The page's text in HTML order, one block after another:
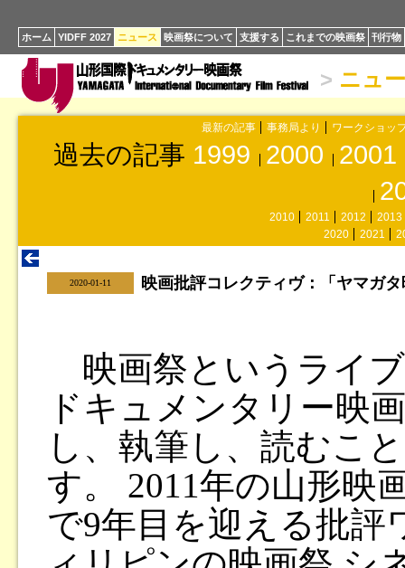
ホーム YIDFF 2027 ニュース 映画祭について 支援する これまでの映画祭 刊行物
> ニュ
最新の記事 事務局より ワークショッ
過去の記事 1999 2000 2001
2010 2011 2012
2013
2020
2021
2020-01-11 映画批評コレクティヴ：「ヤマガ
映画祭というライ
ドキュメンタリー映
し、執筆し、読むこ
す。 2011年の山形映
で9年目を迎える批評